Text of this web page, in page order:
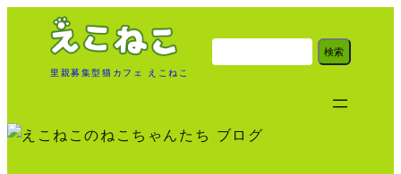
ッ
里親募集型猫カフェ えこねこ
検
索
検索